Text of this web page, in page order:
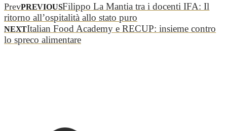
PrevPREVIOUSFilippo La Mantia tra i docenti IFA: Il
ritorno all’ospitalità allo stato puro
NEXTItalian Food Academy e RECUP: insieme contro
lo spreco alimentare